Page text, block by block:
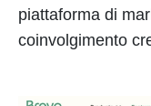
piattaforma di
coinvolgimento